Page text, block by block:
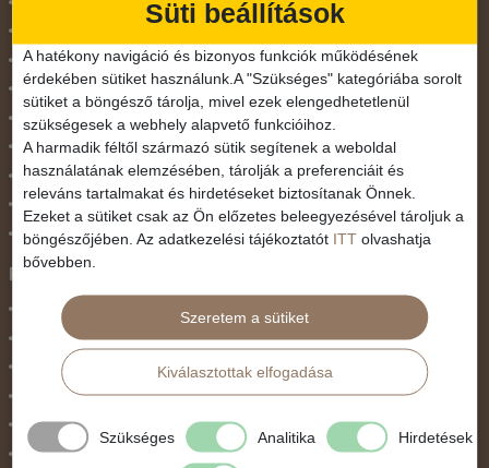
Nőnap
November 1.
Október 23.
Pünkösdi utazás
Szilveszter
Valentin nap
1 napos utak
Belépőjegy
Egyéni út
Egzotikus út
Fesztiválok
Golfút
Süti beállítások
A hatékony navigáció és bizonyos funkciók működésének
érdekében sütiket használunk.A "Szükséges" kategóriába sorolt
sütiket a böngésző tárolja, mivel ezek elengedhetetlenül
szükségesek a webhely alapvető funkcióihoz.
A harmadik féltől származó sütik segítenek a weboldal
használatának elemzésében, tárolják a preferenciáit és
releváns tartalmakat és hirdetéseket biztosítanak Önnek.
Ezeket a sütiket csak az Ön előzetes beleegyezésével tároljuk a
böngészőjében. Az adatkezelési tájékoztatót ITT olvashatja
bővebben.
Szeretem a sütiket
Kiválasztottak elfogadása
Szükséges Analitika Hirdetések